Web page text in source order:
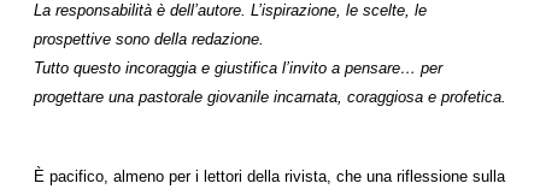
La responsabilità è dell’autore. L’ispirazione, le scelte, le
prospettive sono della redazione.
Tutto questo incoraggia e giustifica l’invito a pensare… per
progettare una pastorale giovanile incarnata, coraggiosa e profetica.
È pacifico, almeno per i lettori della rivista, che una riflessione sulla